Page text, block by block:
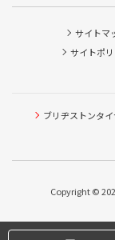
サイトマ
サイトポ
ブリヂストンタ
Copyright ©
タイヤ点検